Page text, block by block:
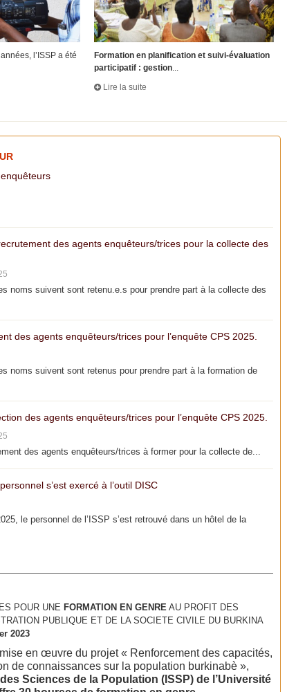
l’ISSP a été
Formation en planification et suivi-évaluation
participatif : gestion
Lire la suite
des agents enquêteurs/trices pour la collecte des
noms suivent sont retenu.e.s pour prendre part à la collecte des
des agents enquêteurs/trices pour l’enquête CPS 2025.
noms suivent sont retenus pour prendre part à la formation de
des agents enquêteurs/trices pour l’enquête CPS 2025.
des agents enquêteurs/trices à former pour la collecte de...
s’est exercé à l’outil DISC
le personnel de l’ISSP s’est retrouvé dans un hôtel de la
POUR UNE FORMATION EN GENRE AU PROFIT DES
PUBLIQUE ET DE LA SOCIETE CIVILE DU BURKINA
2023
en œuvre du projet « Renforcement des capacités,
de connaissances sur la population burkinabè »,
Sciences de la Population (ISSP) de l’Université